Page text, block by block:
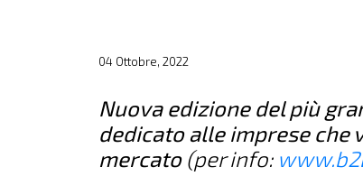
04 Ottobre, 2022
Nuova edizione del più
dedicato alle imprese che
mercato (per info: